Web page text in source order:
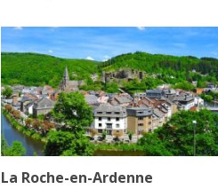
La Roche-en-Ardenne